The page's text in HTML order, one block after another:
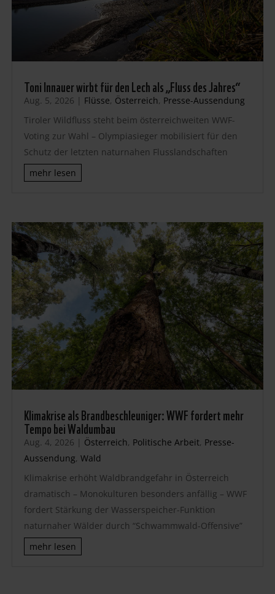
Toni Innauer wirbt für den Lech als „Fluss des Jahres“
Aug. 5, 2026 | Flüsse, Österreich, Presse-Aussendung
Tiroler Wildfluss steht beim österreichweiten WWF-
Voting zur Wahl – Olympiasieger mobilisiert für den
Schutz der letzten naturnahen Flusslandschaften
mehr lesen
Klimakrise als Brandbeschleuniger: WWF fordert mehr
Tempo bei Waldumbau
Aug. 4, 2026 | Österreich, Politische Arbeit, Presse-
Aussendung, Wald
Klimakrise erhöht Waldbrandgefahr in Österreich
dramatisch – Monokulturen besonders anfällig – WWF
fordert Stärkung der Wasserspeicher-Funktion
naturnaher Wälder durch “Schwammwald-Offensive”
mehr lesen